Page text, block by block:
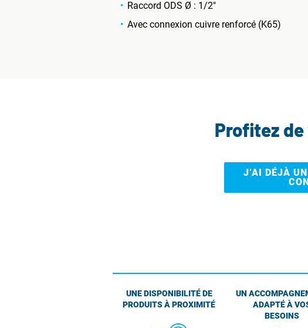
Raccord ODS Ø : 1/2"
Avec connexion cuivre renforcé (K65)
Profitez de
J’AI DÉJÀ
UNE DISPONIBILITÉ DE
PRODUITS À PROXIMITÉ
UN
ADAPTÉ À
BESOINS